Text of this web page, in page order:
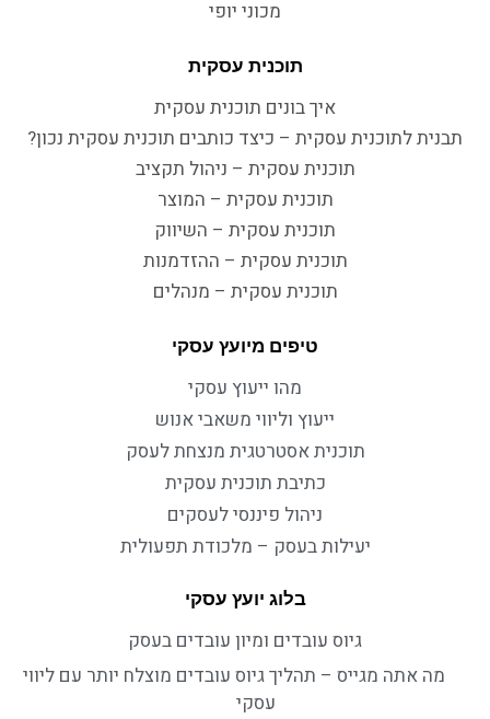
מכוני יופי
תוכנית עסקית
איך בונים תוכנית עסקית
תבנית לתוכנית עסקית – כיצד כותבים תוכנית עסקית נכון?
תוכנית עסקית – ניהול תקציב
תוכנית עסקית – המוצר
תוכנית עסקית – השיווק
תוכנית עסקית – ההזדמנות
תוכנית עסקית – מנהלים
טיפים מיועץ עסקי
מהו ייעוץ עסקי
ייעוץ וליווי משאבי אנוש
תוכנית אסטרטגית מנצחת לעסק
כתיבת תוכנית עסקית
ניהול פיננסי לעסקים
יעילות בעסק – מלכודת תפעולית
בלוג יועץ עסקי
גיוס עובדים ומיון עובדים בעסק
מה אתה מגייס – תהליך גיוס עובדים מוצלח יותר עם ליווי
עסקי